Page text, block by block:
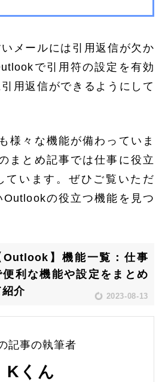
メールには引用返信が欠か
で引用符の設定を有効
用返信ができるようにして
様々な機能が備わっていま
まとめ記事では仕事に役立
ています。ぜひご覧いただ
Outlookの役立つ機能を見つ
Outlook】機能一覧：仕事
便利な機能や設定をまとめ
紹介
2023-08-13
記事の執筆者
Kくん